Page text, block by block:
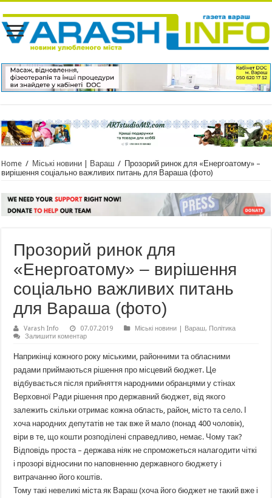
Home / Міські новини | Вараш / Прозорий ринок для «Енергоатому» –
вирішення соціально важливих питань для Вараша (фото)
Прозорий ринок для
«Енергоатому» – вирішення
соціально важливих питань
для Вараша (фото)
Varash Info 07.07.2019 Міські новини | Вараш, Політика
Залишити коментар
Наприкінці кожного року міськими, районними та обласними
радами приймаються рішення про місцевий бюджет. Це
відбувається після прийняття народними обранцями у стінах
Верховної Ради рішення про державний бюджет, від якого
залежить скільки отримає кожна область, район, місто та село. І
хоча народних депутатів не так вже й мало (понад 400 чоловік),
віри в те, що кошти розподілені справедливо, немає. Чому так?
Відповідь проста – держава ніяк не спроможеться налагодити чіткі
і прозорі відносини по наповненню державного бюджету і
витрачанню його коштів.
Тому такі невеликі міста як Вараш (хоча його бюджет не такий вже і